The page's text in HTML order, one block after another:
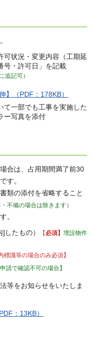
可状況・変更内容（工期延
号・許可日」を記載
追記可）
】（PDF：178KB）
て一部でも工事を実施した
ー写真を添付
合は、占用期間満了前30
す。
類の添付を省略すること
不備の場合は除きます）
。
したもの） 【 必須】 埋設物件
標識等の場合のみ必須】
申請で確認不可の場合】
等をお知らせをいたしま
：13KB）